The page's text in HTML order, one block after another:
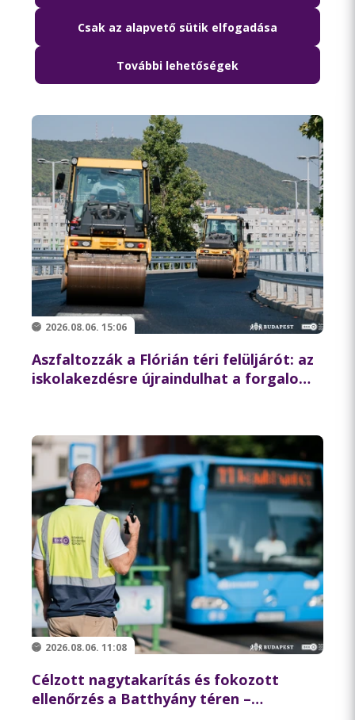
Lezárják péntek hajnalban a Szabadság
híd környékét
2026.08.06. 15:06
Aszfaltozzák a Flórián téri felüljárót: az
iskolakezdésre újraindulhat a forgalom
2026.08.06. 11:08
Célzott nagytakarítás és fokozott
ellenőrzés a Batthyány téren –
Csak az alapvető sütik elfogadása
További lehetőségek